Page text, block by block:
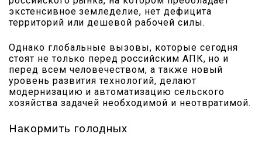
экстенсивное земледелие, нет дефицита
территорий или дешевой рабочей силы.
Однако глобальные вызовы, которые сегодня
стоят не только перед российским АПК, но и
перед всем человечеством, а также новый
уровень развития технологий, делают
модернизацию и автоматизацию сельского
хозяйства задачей необходимой и неотвратимой.
Накормить голодных